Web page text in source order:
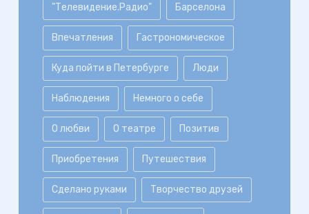
"Телевидение.Радио" Барселона
Впечатления Гастрономическое
Куда пойти в Петербурге Люди
Наблюдения Немного о себе
О любви О театре Позитив
Приобретения Путешествия
Сделано руками Творчество друзей